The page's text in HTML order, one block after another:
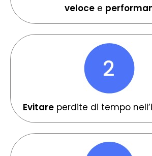
velocee
Evitareperdite di tempo